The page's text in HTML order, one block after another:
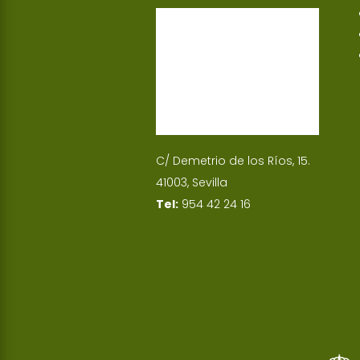
C/ Demetrio de los Ríos, 15.
41003, Sevilla
Tel: 954 42 24 16